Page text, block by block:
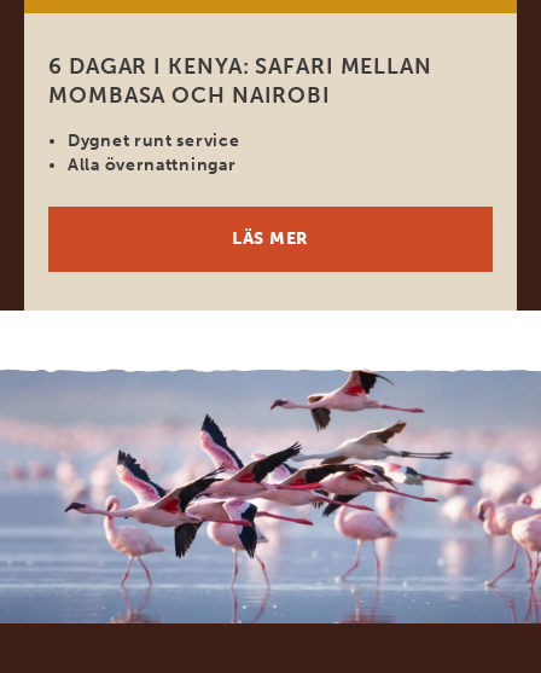
6 DAGAR I KENYA: SAFARI MELLAN
MOMBASA OCH NAIROBI
Dygnet runt service
Alla övernattningar
LÄS MER